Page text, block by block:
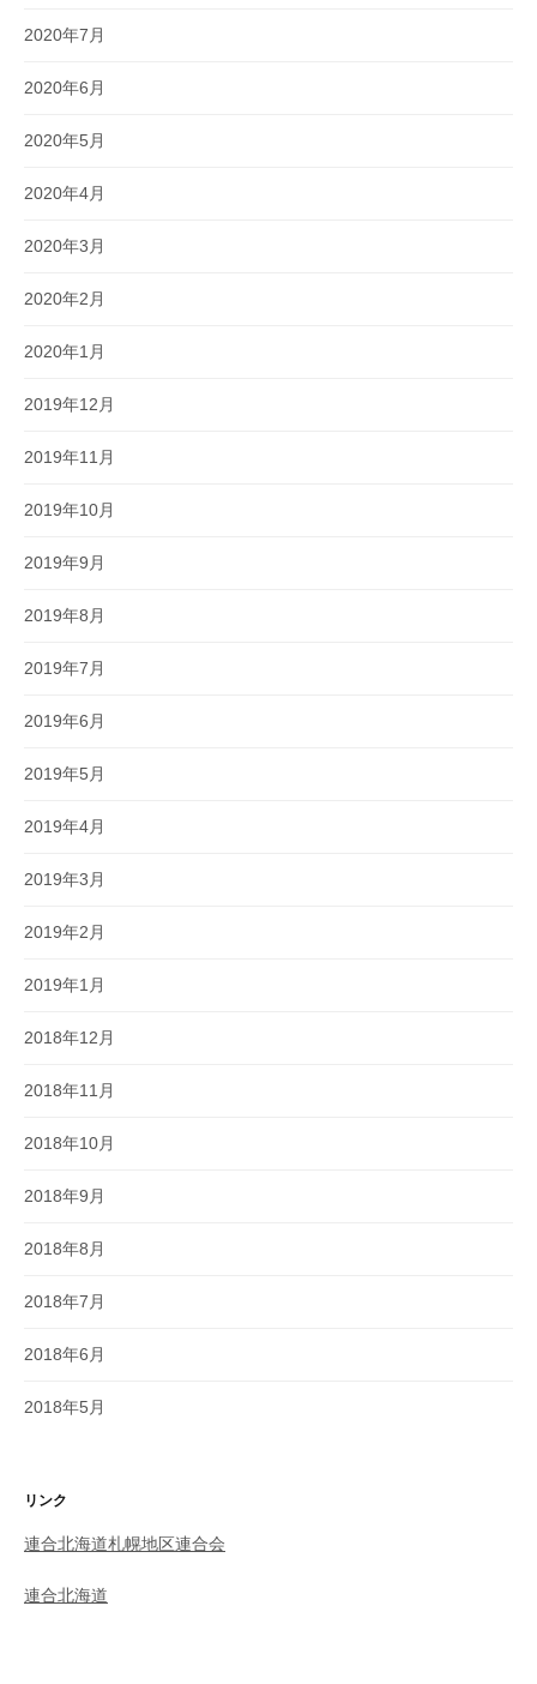
2020年7月
2020年6月
2020年5月
2020年4月
2020年3月
2020年2月
2020年1月
2019年12月
2019年11月
2019年10月
2019年9月
2019年8月
2019年7月
2019年6月
2019年5月
2019年4月
2019年3月
2019年2月
2019年1月
2018年12月
2018年11月
2018年10月
2018年9月
2018年8月
2018年7月
2018年6月
2018年5月
リンク
連合北海道札幌地区連合会
連合北海道